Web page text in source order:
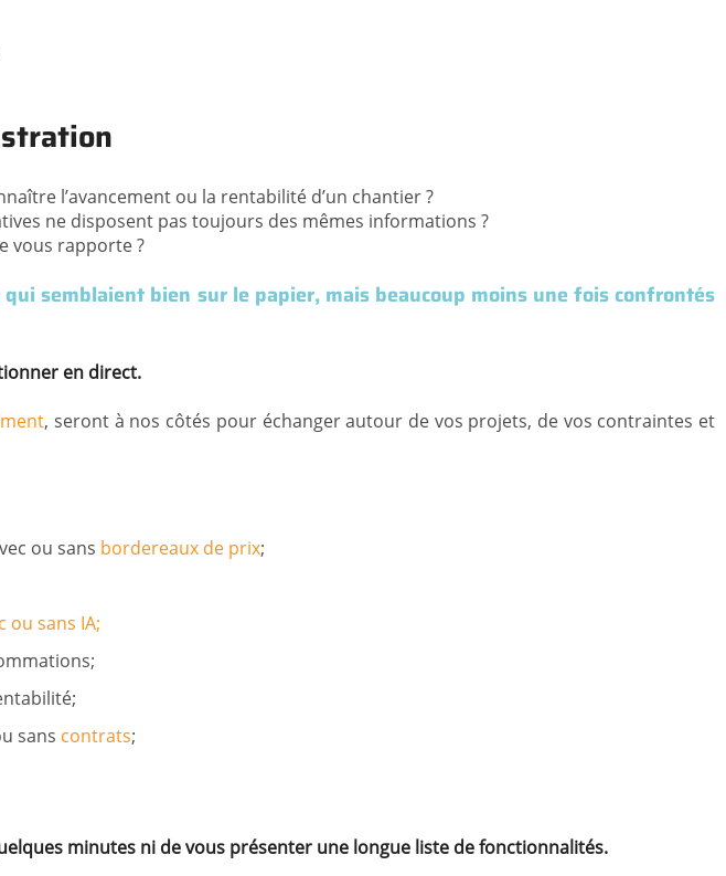
l’avancement ou la rentabilité d’un chantier ?
ne disposent pas toujours des mêmes informations ?
vous rapporte ?
semblaient bien sur le papier, mais beaucoup moins une fois confrontés
en direct.
, seront à nos côtés pour échanger autour de vos projets, de vos contraintes et
ou sans bordereaux de prix;
ou sans IA;
sans contrats;
minutes ni de vous présenter une longue liste de fonctionnalités.